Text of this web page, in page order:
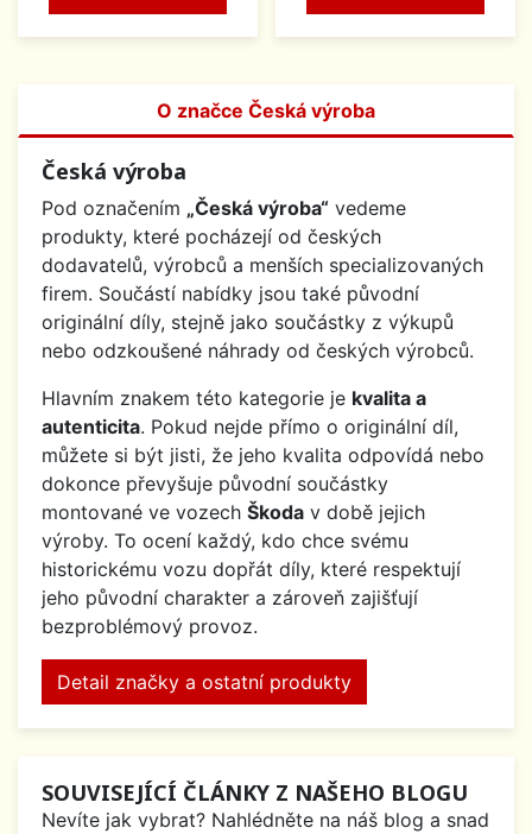
O značce Česká výroba
Česká výroba
Pod označením „Česká výroba“ vedeme
produkty, které pocházejí od českých
dodavatelů, výrobců a menších specializovaných
firem. Součástí nabídky jsou také původní
originální díly, stejně jako součástky z výkupů
nebo odzkoušené náhrady od českých výrobců.
Hlavním znakem této kategorie je kvalita a
autenticita. Pokud nejde přímo o originální díl,
můžete si být jisti, že jeho kvalita odpovídá nebo
dokonce převyšuje původní součástky
montované ve vozech Škoda v době jejich
výroby. To ocení každý, kdo chce svému
historickému vozu dopřát díly, které respektují
jeho původní charakter a zároveň zajišťují
bezproblémový provoz.
Detail značky a ostatní produkty
SOUVISEJÍCÍ ČLÁNKY Z NAŠEHO BLOGU
Nevíte jak vybrat? Nahlédněte na náš blog a snad